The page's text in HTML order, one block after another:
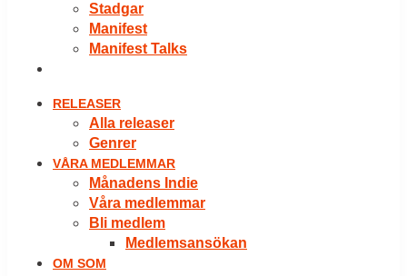
Stadgar
Manifest
Manifest Talks
RELEASER
Alla releaser
Genrer
VÅRA MEDLEMMAR
Månadens Indie
Våra medlemmar
Bli medlem
Medlemsansökan
OM SOM